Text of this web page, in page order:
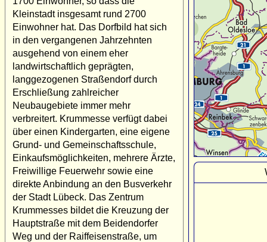
Kleinstadt insgesamt rund 2700
Einwohner hat. Das Dorfbild hat sich
in den vergangenen Jahrzehnten
ausgehend von einem eher
landwirtschaftlich geprägten,
langgezogenen Straßendorf durch
Erschließung zahlreicher
Neubaugebiete immer mehr
verbreitert. Krummesse verfügt dabei
über einen Kindergarten, eine eigene
Grund- und Gemeinschaftsschule,
Einkaufsmöglichkeiten, mehrere Ärzte,
Freiwillige Feuerwehr sowie eine
direkte Anbindung an den Busverkehr
der Stadt Lübeck. Das Zentrum
Krummesses bildet die Kreuzung der
Hauptstraße mit dem Beidendorfer
Weg und der Raiffeisenstraße, um